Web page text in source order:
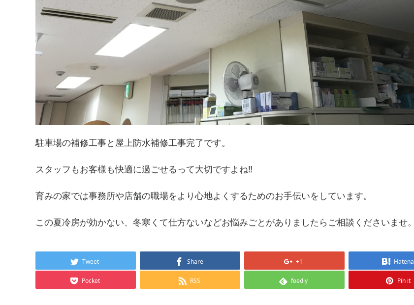
駐車場の補修工事と屋上防水補修工事完了です。
スタッフもお客様も快適に過ごせるって大切ですよね‼️
育みの家では事務所や店舗の職場をより心地よくするためのお手伝いをしています。
この夏冷房が効かない、冬寒くて仕方ないなどお悩みごとがありましたらご相談くださいませ。
Tweet Share +1 Hatena
Pocket RSS feedly Pin it